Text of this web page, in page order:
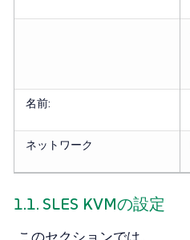
名前:
ネットワーク
1.1. SLES KVMの設定